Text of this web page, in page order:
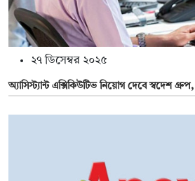
২৭ ডিসেম্বর ২০২৫
অ্যাসিস্ট্যান্ট এক্সিকিউটিভ নিয়োগ দেবে স্বদেশ গ্রুপ,